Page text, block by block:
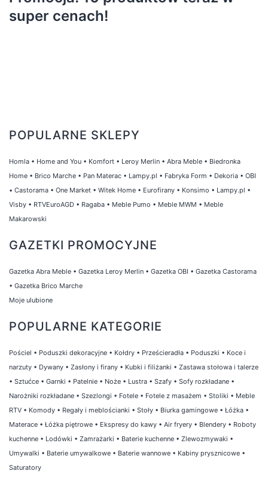
super cenach!
POPULARNE SKLEPY
Homla • Home and You • Komfort • Leroy Merlin • Abra Meble • Biedronka
Home • Brico Marche • Pan Materac • Lampy.pl • Fabryka Form • Dekoria • OBI
• Castorama • One Market • Witek Home • Eurofirany • Konsimo • Lampy.pl •
Visby • RTVEuroAGD • Ragaba • Meble Pumo • Meble MWM • Meble
Makarowski
GAZETKI PROMOCYJNE
Gazetka Abra Meble • Gazetka Leroy Merlin • Gazetka OBI • Gazetka Castorama
• Gazetka Brico Marche
Moje ulubione
POPULARNE KATEGORIE
Pościel • Poduszki dekoracyjne • Kołdry • Prześcieradła • Poduszki • Koce i
narzuty • Dywany • Zasłony i firany • Kubki i filiżanki • Zastawa stołowa i talerze
• Sztućce • Garnki • Patelnie • Noże • Lustra • Szafy • Sofy rozkładane •
Narożniki rozkładane • Szezlongi • Fotele • Fotele z masażem • Stoliki • Meble
RTV • Komody • Regały i meblościanki • Stoły • Biurka gamingowe • Łóżka •
Materace • Łóżka piętrowe • Ekspresy do kawy • Air fryery • Blendery • Roboty
kuchenne • Lodówki • Zamrażarki • Baterie kuchenne • Zlewozmywaki •
Umywalki • Baterie umywalkowe • Baterie wannowe • Kabiny prysznicowe •
Saturatory